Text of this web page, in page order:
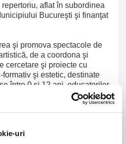
uri
aflat în subordinea
Bucureşti şi finanţat
şi promova spectacole de
de a coordona şi
cercetare şi proiecte cu
şi estetic, destinate
între 0 şi 12 ani, educatorilor,
părinţilor sau tutorilor
montate la Teatrul Ion